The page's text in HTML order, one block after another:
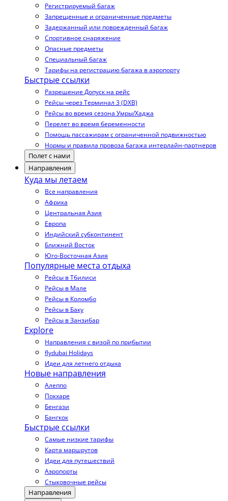
Регистрируемый багаж
Запрещенные и ограниченные предметы
Задержанный или поврежденный багаж
Спортивное снаряжение
Опасные предметы
Специальный багаж
Тарифы на регистрацию багажа в аэропорту
Быстрые ссылки
Разрешение Допуск на рейс
Рейсы через Терминал 3 (DXB)
Рейсы во время сезона Умры/Хаджа
Перелет во время беременности
Помощь пассажирам с ограниченной подвижностью
Нормы и правила провоза багажа интерлайн-партнеров
Полет с нами
Направления
Куда мы летаем
Все направления
Африка
Центральная Азия
Европа
Индийский субконтинент
Ближний Восток
Юго-Восточная Азия
Популярные места отдыха
Рейсы в Тбилиси
Рейсы в Мале
Рейсы в Коломбо
Рейсы в Баку
Рейсы в Занзибар
Explore
Направления с визой по прибытии
flydubai Holidays
Идеи для летнего отдыха
Новые направления
Алеппо
Покхаре
Бенгази
Бангкок
Быстрые ссылки
Самые низкие тарифы
Карта маршрутов
Идеи для путешествий
Аэропорты
Стыковочные рейсы
Направления